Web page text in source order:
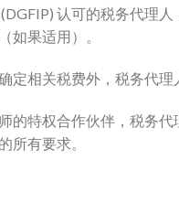
认可的税务代理
如果适用）。
定相关税费外，税务代
的特权合作伙伴，税务
所有要求。